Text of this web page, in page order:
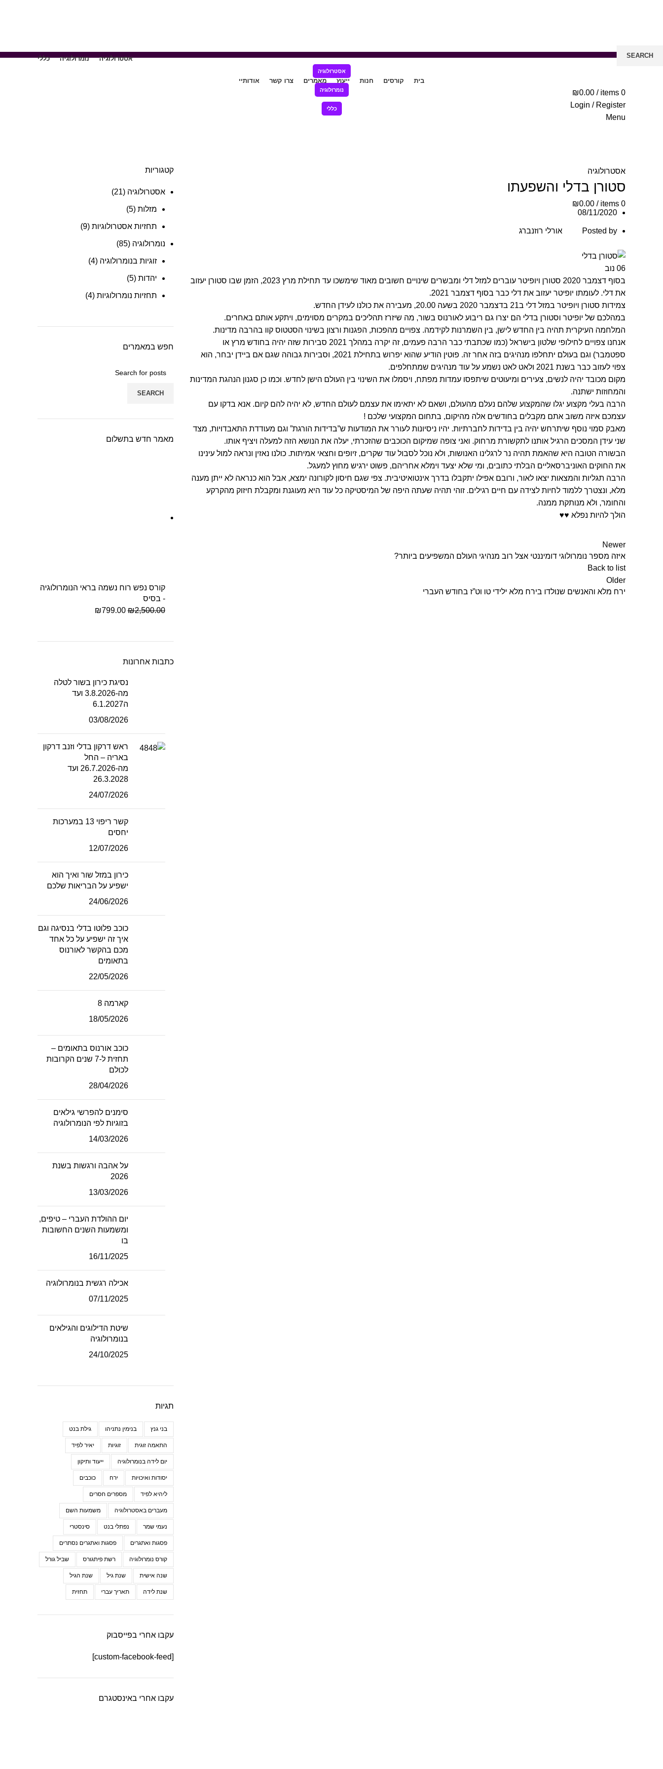
בית קורסים חנות ייעוץ מאמרים צרו קשר אודותיי
0
items
/
₪0.00
Login / Register
Menu
0
items
/
₪0.00
אסטרולוגיה נומרולוגיה כללי
אסטרולוגיה
נומרולוגיה
כללי
אסטרולוגיה
סטורן בדלי והשפעתו
08/11/2020
Posted by אורלי רוזנברג
06 נוב
בסוף דצמבר 2020 סטורן ויופיטר עוברים למזל דלי ומבשרים שינויים חשובים מאוד שימשכו עד תחילת מרץ 2023, הזמן שבו סטורן יעזוב
את דלי. לעומתו יופיטר יעזוב את דלי כבר בסוף דצמבר 2021.
צמידות סטורן ויופיטר במזל דלי ב21 בדצמבר 2020 בשעה 20.00, מעבירה את כולנו לעידן החדש.
במהלכם של יופיטר וסטורן בדלי הם יצרו גם ריבוע לאורנוס בשור, מה שיזרז תהליכים במקרים מסוימים, ויתקע אותם באחרים.
המלחמה העיקרית תהיה בין החדש לישן, בין השמרנות לקידמה. צפויים מהפכות, הפגנות ורצון בשינוי הסטטוס קוו בהרבה מדינות.
אנחנו צפויים לחילופי שלטון בישראל (כמו שכתבתי כבר הרבה פעמים, זה יקרה במהלך 2021 סבירות שזה יהיה בחודש מרץ או
ספטמבר) וגם בעולם יתחלפו מנהיגים בזה אחר זה. פוטין הודיע שהוא יפרוש בתחילת 2021, וסבירות גבוהה שגם אם ביידן יבחר, הוא
צפוי לעזוב כבר בשנת 2021 ולאט לאט נשמע על עוד מנהיגים שמתחלפים.
מקום מכובד יהיה לנשים, צעירים ומיעוטים שיתפסו עמדות מפתח, ויסמלו את השינוי בין העולם הישן לחדש. וכמו כן סגנון הנהגת המדינות
והמחוזות ישתנה.
הרבה בעלי מקצוע יגלו שהמקצוע שלהם נעלם מהעולם, ושאם לא יתאימו את עצמם לעולם החדש, לא יהיה להם קיום. אנא בדקו עם
עצמכם איזה משוב אתם מקבלים בחודשים אלה מהיקום, בתחום המקצועי שלכם !
מאבק סמוי נוסף שיתרחש יהיה בין בדידות לחברתיות. יהיו ניסיונות לעורר את המודעות ש”בדידות הורגת” וגם מעודדת התאבדויות, מצד
שני עידן המסכים הרגיל אותנו לתקשורת מרחוק. ואני צופה שמיקום הכוכבים שהזכרתי, יעלה את הנושא הזה למעלה ויציף אותו.
הבשורה הטובה היא שהאמת תהיה נר לרגלינו האנושות, ולא נוכל לסבול עוד שקרים, זיופים וחצאי אמיתות. כולנו נאזין ונראה למול עינינו
את החוקים האוניברסאליים הבלתי כתובים, ומי שלא יצעד וימלא אחריהם, פשוט ירגיש מחוץ למעגל.
הרבה תגליות והמצאות יצאו לאור, ורובם אפילו יתקבלו בדרך אינטואיטיבית. צפי שגם חיסון לקורונה ימצא, אבל הוא כנראה לא ייתן מענה
מלא, ונצטרך ללמוד לחיות לצידה עם חיים רגילים. זוהי תהיה שעתה היפה של המיסטיקה כל עוד היא מעוגנת ומקבלת חיזוק מהקרקע
והחומר, ולא מנותקת ממנה.
הולך להיות נפלא ♥
♥
Newer
איזה מספר נומרולוגי דומיננטי אצל רוב מנהיגי העולם המשפיעים ביותר?
Back to list
Older
ירח מלא והאנשים שנולדו בירח מלא ילידי טו וט”ז בחודש העברי
קטגוריות
אסטרולוגיה (21)
מזלות (5)
תחזיות אסטרולוגיות (9)
נומרולוגיה (85)
זוגיות בנומרולוגיה (4)
יהדות (5)
תחזיות נומרולוגיות (4)
חפש במאמרים
SEARCH
מאמר חדש בתשלום
קורס נפש רוח נשמה בראי הנומרולוגיה
- בסיס
₪2,500.00
₪799.00
כתבות אחרונות
נסיגת כירון בשור לטלה
מה-3.8.2026 ועד
ה6.1.2027
03/08/2026
ראש דרקון בדלי וזנב דרקון
באריה – החל
מה-26.7.2026 ועד
26.3.2028
24/07/2026
קשר ריפוי 13 במערכות
יחסים
12/07/2026
כירון במזל שור ואיך הוא
ישפיע על הבריאות שלכם
24/06/2026
כוכב פלוטו בדלי בנסיגה וגם
איך זה ישפיע על כל אחד
מכם בהקשר לאורנוס
בתאומים
22/05/2026
קארמה 8
18/05/2026
כוכב אורנוס בתאומים –
תחזית ל-7 שנים הקרובות
לכולם
28/04/2026
סימנים להפרשי גילאים
בזוגיות לפי הנומרולוגיה
14/03/2026
על אהבה ורגשות בשנת
2026
13/03/2026
יום ההולדת העברי – טיפים,
ומשמעות השנים החשובות
בו
16/11/2025
אכילה רגשית בנומרולוגיה
07/11/2025
שיטת הדילוגים והגילאים
בנומרולוגיה
24/10/2025
תגיות
בני גנץ בנימין נתניהו גילת בנט
התאמה זוגית זוגיות יאיר לפיד
יום לידה בנומרולוגיה ייעוד ותיקון
יסודות ואיכויות ירח כוכבים
ליהיא לפיד מספרים חסרים
מעברים באסטרולוגיה משמעות השם
נעמי שמר נפתלי בנט סינסטרי
פסגות ואתגרים פסגות ואתגרים נסתרים
קורס נומרולוגיה רשת פיתגורס שביל גורל
שנה אישית שנת גיל שנת הגיל
שנת לידה תאריך עברי תחזית
עקבו אחרי בפייסבוק
[custom-facebook-feed]
עקבו אחרי באינסטגרם
SEARCH